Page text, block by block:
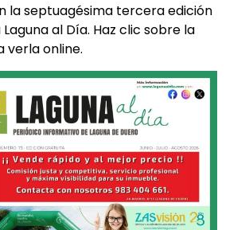
la septuagésima tercera edición
al Día. Haz clic sobre la
verla online.